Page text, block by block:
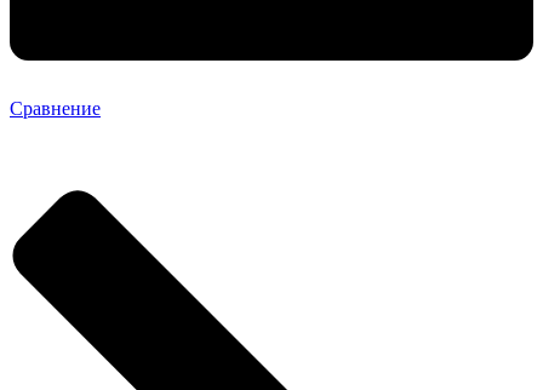
Сравнение